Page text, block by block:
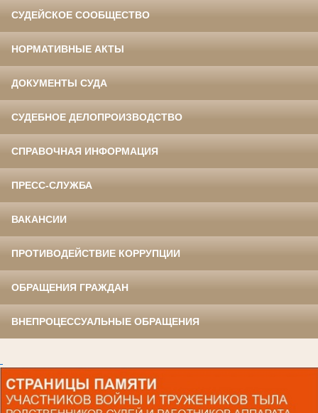
СУДЕЙСКОЕ СООБЩЕСТВО
НОРМАТИВНЫЕ АКТЫ
ДОКУМЕНТЫ СУДА
СУДЕБНОЕ ДЕЛОПРОИЗВОДСТВО
СПРАВОЧНАЯ ИНФОРМАЦИЯ
ПРЕСС-СЛУЖБА
ВАКАНСИИ
ПРОТИВОДЕЙСТВИЕ КОРРУПЦИИ
ОБРАЩЕНИЯ ГРАЖДАН
ВНЕПРОЦЕССУАЛЬНЫЕ ОБРАЩЕНИЯ